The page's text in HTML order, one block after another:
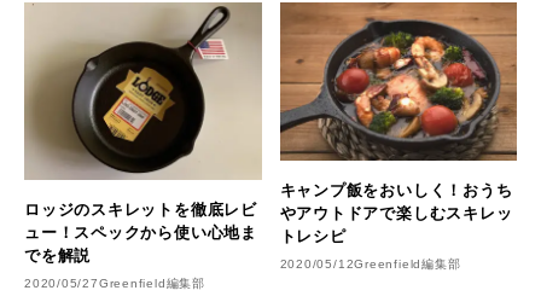
ロッジのスキレットを徹底レビ
ュー！スペックから使い心地ま
でを解説
2020/05/27Greenfield編集部
キャンプ飯をおいしく！おうち
やアウトドアで楽しむスキレッ
トレシピ
2020/05/12Greenfield編集部